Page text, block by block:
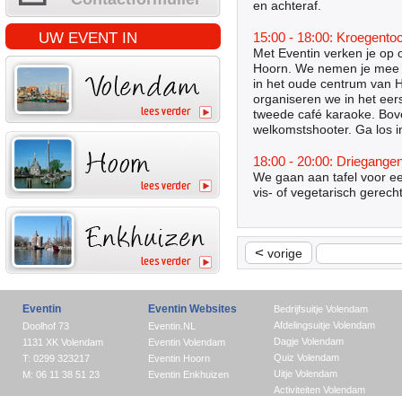
UW EVENT IN
en achteraf.
15:00 - 18:00:
Met Eventin verken je op
Hoorn. We nemen je
in het oude centrum van
organiseren we in het
tweede café karaoke.
welkomstshooter. Ga los
18:00 - 20:00:
We gaan aan tafel voor
vis- of vegetarisch
< vorige
Eventin
Doolhof 73
1131 XK Volendam
T: 0299 323217
M: 06 11 38 51 23
Eventin Websites
Eventin.NL
Eventin Volendam
Eventin Hoorn
Eventin Enkhuizen
Bedrijfsuitje Volendam
Afdelingsuitje Volendam
Dagje Volendam
Quiz Volendam
Uitje Volendam
Activiteiten Volendam